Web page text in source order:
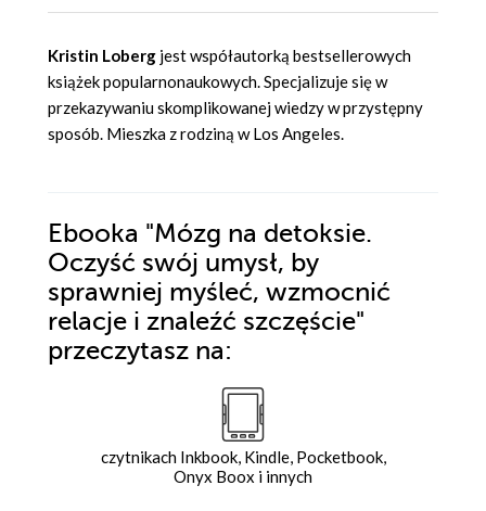
Kristin Loberg jest współautorką bestsellerowych
książek popularnonaukowych. Specjalizuje się w
przekazywaniu skomplikowanej wiedzy w przystępny
sposób. Mieszka z rodziną w Los Angeles.
Ebooka "Mózg na detoksie.
Oczyść swój umysł, by
sprawniej myśleć, wzmocnić
relacje i znaleźć szczęście"
przeczytasz na:
czytnikach Inkbook, Kindle, Pocketbook,
Onyx Boox i innych